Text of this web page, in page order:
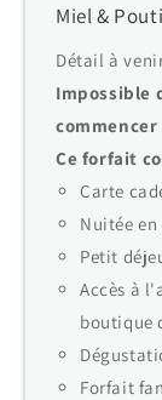
Miel &
Détail à
Impossible
Ce forfait
Carte
Nuitée
Petit
Accès à
boutique
Forfait